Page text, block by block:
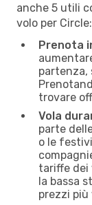
anche 5 utili
volo per Circle:
Prenota
partenza,
trovare
Vola
parte
o le
tariffe dei
la bassa
prezzi